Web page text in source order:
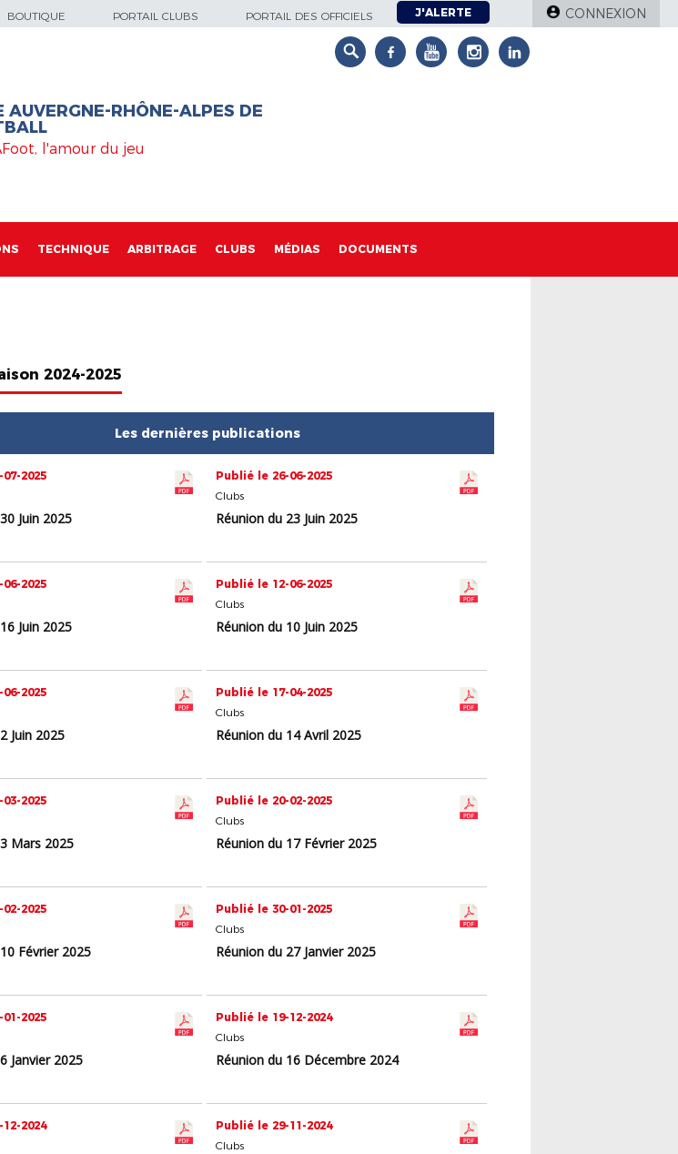
BOUTIQUE PORTAIL CLUBS PORTAIL DES OFFICIELS J'ALERTE CONNEXION
AUVERGNE-RHÔNE-ALPES DE
l'amour du jeu
TECHNIQUE ARBITRAGE CLUBS MÉDIAS DOCUMENTS
2024-2025
Les dernières publications
2025
Juin 2025
Publié le 26-06-2025
Clubs
Réunion du 23 Juin 2025
2025
Juin 2025
Publié le 12-06-2025
Clubs
Réunion du 10 Juin 2025
2025
Juin 2025
Publié le 17-04-2025
Clubs
Réunion du 14 Avril 2025
2025
Mars 2025
Publié le 20-02-2025
Clubs
Réunion du 17 Février 2025
2025
Février 2025
Publié le 30-01-2025
Clubs
Réunion du 27 Janvier 2025
2025
Janvier 2025
Publié le 19-12-2024
Clubs
Réunion du 16 Décembre 2024
2024
Publié le 29-11-2024
Clubs